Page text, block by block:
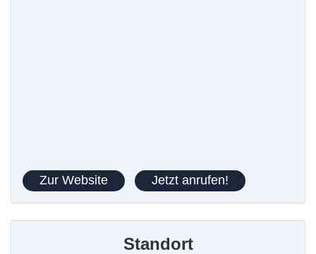
Zur Website Jetzt anrufen!
Standort